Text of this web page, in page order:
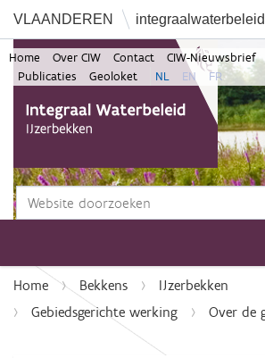
VLAANDEREN
Zoek
Home Over CIW Contact CIW-Nieuwsbrief
Publicaties
Geoloket NL EN FR
Home Bekkens
IJzerbekken
Gebiedsgerichte werking
Over de